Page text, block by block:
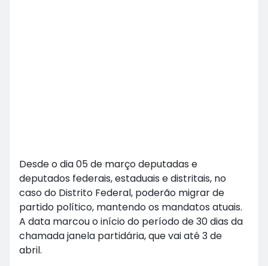
Desde o dia 05 de março deputadas e
deputados federais, estaduais e distritais, no
caso do Distrito Federal, poderão migrar de
partido político, mantendo os mandatos atuais.
A data marcou o início do período de 30 dias da
chamada janela partidária, que vai até 3 de
abril.